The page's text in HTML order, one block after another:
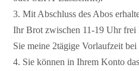
Mit Abschluss des Abos
Ihr Brot zwischen 11-19 Uhr frei
Sie meine 2tägige Vorlaufzeit bei
Sie können in Ihrem Konto